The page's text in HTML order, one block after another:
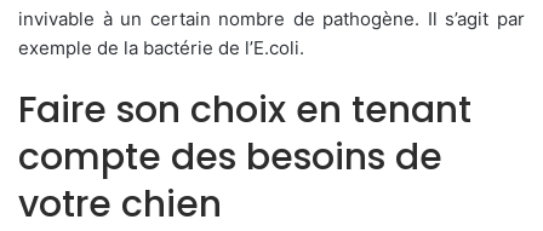
invivable à un certain nombre de pathogène. Il s’agit par
exemple de la bactérie de l’E.coli.
Faire son choix en tenant
compte des besoins de
votre chien